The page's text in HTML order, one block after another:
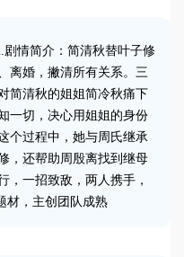
情简介：简清秋替叶子修
离婚，撇清所有关系。三
简清秋的姐姐简冷秋痛下
一切，决心用姐姐的身份
个过程中，她与周氏继承
，还帮助周殷离找到继母
，一招致敌，两人携手，
材，主创团队成熟